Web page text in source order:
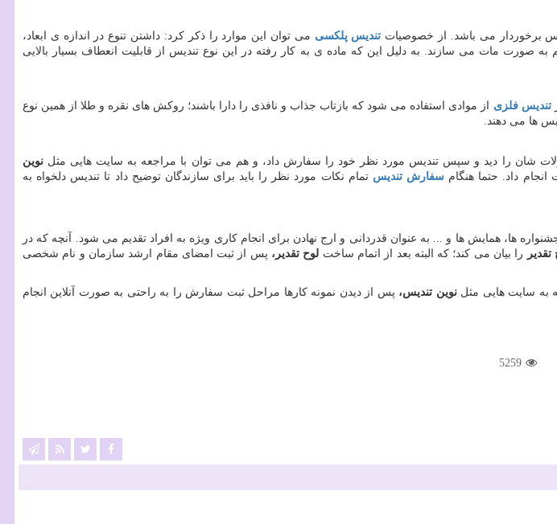
برخوردار می باشد. از خصوصیات تندیس پلکسی می توان این موارد را ذکر کرد: داشتن تنوع در اندازه ی ابعاد،
صورت مات می سازند. به دلیل این که ماده ی به کار رفته در این نوع تندیس از قابلیت انعطاف بسیار بالایی
تندیس فلزی از موادی استفاده می شود که بازتاب جذاب و نافذی را دارا باشند؛ روکش های نقره و طلا از همین نوع
ها می دهند.
شان را دید و سپس تندیس مورد نظر خود را سفارش داد، و هم می توان با مراجعه به سایت هایی مثل نوین
داد. حتما هنگامسفارش تندیس تمام نکات مورد نظر را باید برای سازندگان توضیح داد تا تندیس دلخواه به
ها، همایش ها و ... به عنوان قدردانی و ارج نهادن برای انجام کاری ویژه به افراد تقدیم می شود. آنچه که در
تقدیر را بیان می کند؛ که البته بعد از اتمام ساخت لوح تقدیر، پس از ثبت امضای مقام ارشد سازمان و نام شخصی
به سایت هایی مثلنوین تندیس، پس از دیدن نمونه کارها مراحل ثبت سفارش را به راحتی به صورت آنلاین انجام
5259